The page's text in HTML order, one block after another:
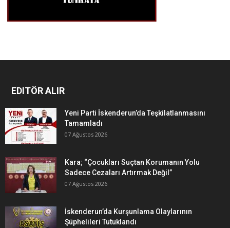
EDITÖR ALIR
Yeni Parti İskenderun’da Teşkilatlanmasını
Tamamladı
07 Ağustos 2026
Kara; “Çocukları Suçtan Korumanın Yolu
Sadece Cezaları Artırmak Değil”
07 Ağustos 2026
İskenderun’da Kurşunlama Olaylarının
Şüphelileri Tutuklandı